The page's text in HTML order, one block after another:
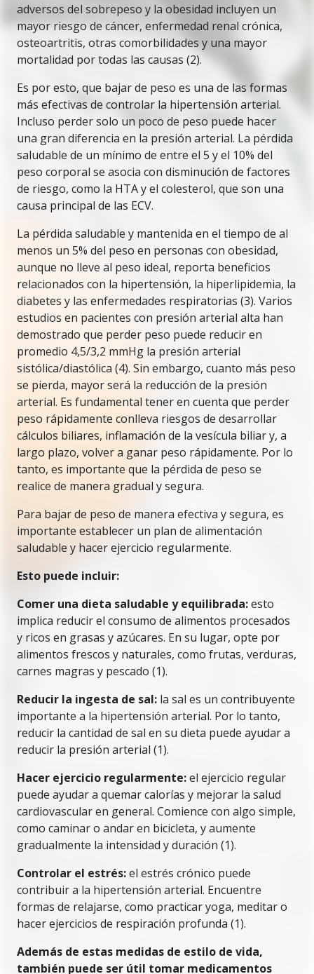
adversos del sobrepeso y la obesidad incluyen un
mayor riesgo de cáncer, enfermedad renal crónica,
osteoartritis, otras comorbilidades y una mayor
mortalidad por todas las causas (2).
Es por esto, que bajar de peso es una de las formas
más efectivas de controlar la hipertensión arterial.
Incluso perder solo un poco de peso puede hacer
una gran diferencia en la presión arterial. La pérdida
saludable de un mínimo de entre el 5 y el 10% del
peso corporal se asocia con disminución de factores
de riesgo, como la HTA y el colesterol, que son una
causa principal de las ECV.
La pérdida saludable y mantenida en el tiempo de al
menos un 5% del peso en personas con obesidad,
aunque no lleve al peso ideal, reporta beneficios
relacionados con la hipertensión, la hiperlipidemia, la
diabetes y las enfermedades respiratorias (3). Varios
estudios en pacientes con presión arterial alta han
demostrado que perder peso puede reducir en
promedio 4,5/3,2 mmHg la presión arterial
sistólica/diastólica (4). Sin embargo, cuanto más peso
se pierda, mayor será la reducción de la presión
arterial. Es fundamental tener en cuenta que perder
peso rápidamente conlleva riesgos de desarrollar
cálculos biliares, inflamación de la vesícula biliar y, a
largo plazo, volver a ganar peso rápidamente. Por lo
tanto, es importante que la pérdida de peso se
realice de manera gradual y segura.
Para bajar de peso de manera efectiva y segura, es
importante establecer un plan de alimentación
saludable y hacer ejercicio regularmente.
Esto puede incluir:
Comer una dieta saludable y equilibrada:esto
implica reducir el consumo de alimentos procesados
y ricos en grasas y azúcares. En su lugar, opte por
alimentos frescos y naturales, como frutas, verduras,
carnes magras y pescado (1).
Reducir la ingesta de sal: la sal es un contribuyente
importante a la hipertensión arterial. Por lo tanto,
reducir la cantidad de sal en su dieta puede ayudar a
reducir la presión arterial (1).
Hacer ejercicio regularmente:el ejercicio regular
puede ayudar a quemar calorías y mejorar la salud
cardiovascular en general. Comience con algo simple,
como caminar o andar en bicicleta, y aumente
gradualmente la intensidad y duración (1).
Controlar el estrés:el estrés crónico puede
contribuir a la hipertensión arterial. Encuentre
formas de relajarse, como practicar yoga, meditar o
hacer ejercicios de respiración profunda (1).
Además de estas medidas de estilo de vida,
también puede ser útil tomar medicamentos